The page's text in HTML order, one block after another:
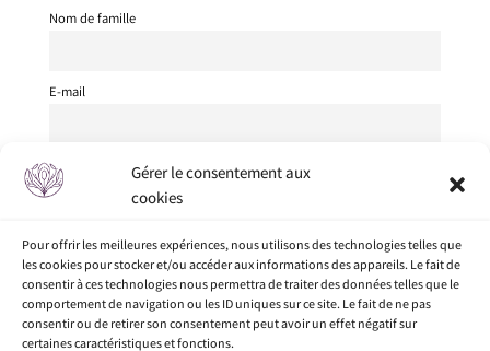
Gérer le consentement aux
cookies
Pour offrir les meilleures expériences, nous utilisons des technologies telles que
les cookies pour stocker et/ou accéder aux informations des appareils. Le fait de
consentir à ces technologies nous permettra de traiter des données telles que le
comportement de navigation ou les ID uniques sur ce site. Le fait de ne pas
consentir ou de retirer son consentement peut avoir un effet négatif sur
certaines caractéristiques et fonctions.
Nom de famille
E-mail
Je suis